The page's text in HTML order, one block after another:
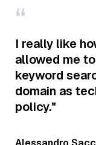
“
I really like
allowed me
keyword
domain as
policy."